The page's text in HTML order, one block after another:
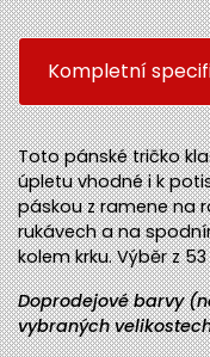
Kompletní
Toto pánské tričko
úpletu vhodné i k
páskou z ramene na
rukávech a na
kolem krku. Výběr z
Doprodejové barvy
vybraných